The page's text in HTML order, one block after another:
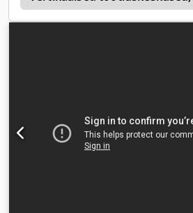
tööriistakohaga. Kaaluge võimalust
32BN QT vertikaalne
ühendust, kui soovite selle masina